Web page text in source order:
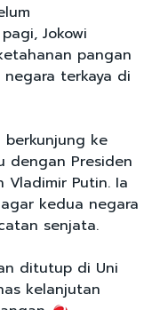
Jokowi
pangan
terkaya di
berkunjung ke
dengan Presiden
Vladimir Putin. Ia
kedua negara
senjata.
ditutup di Uni
kelanjutan